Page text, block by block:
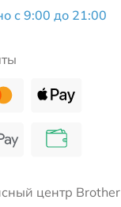
с 9:00 до 21:00
центр Brother